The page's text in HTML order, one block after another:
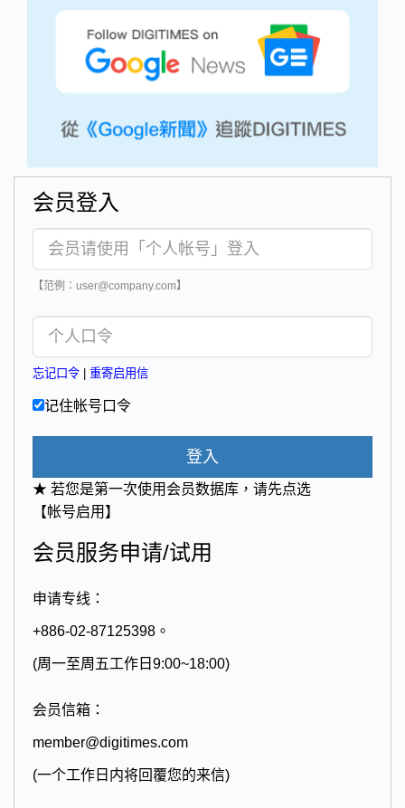
会员登入
【范例：user@company.com】
忘记口令 重寄启用信
记住帐号口令
登入
★ 若您是第一次使用会员数据库，请先点选
【帐号启用】
会员服务申请/试用
申请专线：
+886-02-87125398。
(周一至周五工作日9:00~18:00)
会员信箱：
member@digitimes.com
(一个工作日内将回覆您的来信)